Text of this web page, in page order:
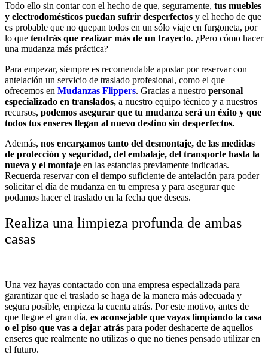
Todo ello sin contar con el hecho de que, seguramente, tus muebles
y electrodomésticos puedan sufrir desperfectos y el hecho de que
es probable que no quepan todos en un sólo viaje en furgoneta, por
lo que tendrás que realizar más de un trayecto. ¿Pero cómo hacer
una mudanza más práctica?
Para empezar, siempre es recomendable apostar por reservar con
antelación un servicio de traslado profesional, como el que
ofrecemos en Mudanzas Flippers. Gracias a nuestro personal
especializado en translados, a nuestro equipo técnico y a nuestros
recursos, podemos asegurar que tu mudanza será un éxito y que
todos tus enseres llegan al nuevo destino sin desperfectos.
Además, nos encargamos tanto del desmontaje, de las medidas
de protección y seguridad, del embalaje, del transporte hasta la
nueva y el montaje en las estancias previamente indicadas.
Recuerda reservar con el tiempo suficiente de antelación para poder
solicitar el día de mudanza en tu empresa y para asegurar que
podamos hacer el traslado en la fecha que deseas.
Realiza una limpieza profunda de ambas
casas
Una vez hayas contactado con una empresa especializada para
garantizar que el traslado se haga de la manera más adecuada y
segura posible, empieza la cuenta atrás. Por este motivo, antes de
que llegue el gran día, es aconsejable que vayas limpiando la casa
o el piso que vas a dejar atrás para poder deshacerte de aquellos
enseres que realmente no utilizas o que no tienes pensado utilizar en
el futuro.